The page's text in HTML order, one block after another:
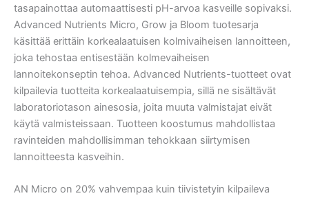
tasapainottaa automaattisesti pH-arvoa kasveille sopivaksi.
Advanced Nutrients Micro, Grow ja Bloom tuotesarja
käsittää erittäin korkealaatuisen kolmivaiheisen lannoitteen,
joka tehostaa entisestään kolmevaiheisen
lannoitekonseptin tehoa. Advanced Nutrients-tuotteet ovat
kilpailevia tuotteita korkealaatuisempia, sillä ne sisältävät
laboratoriotason ainesosia, joita muuta valmistajat eivät
käytä valmisteissaan. Tuotteen koostumus mahdollistaa
ravinteiden mahdollisimman tehokkaan siirtymisen
lannoitteesta kasveihin.
AN Micro on 20% vahvempaa kuin tiivistetyin kilpaileva